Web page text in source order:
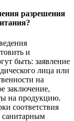
разрешения
и
быть: заявление
лица или
на
заключение,
на продукцию.
соответствия
санитарным